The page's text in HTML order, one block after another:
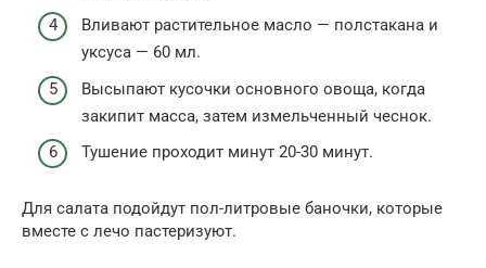
Вливают растительное масло — полстакана и
уксуса — 60 мл.
Высыпают кусочки основного овоща, когда
закипит масса, затем измельченный чеснок.
Тушение проходит минут 20-30 минут.
Для салата подойдут пол-литровые баночки, которые
вместе с лечо пастеризуют.